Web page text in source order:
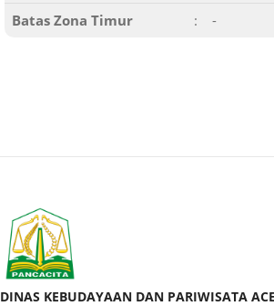
Batas Zona Timur
: -
DINAS KEBUDAYAAN DAN PARIWISATA